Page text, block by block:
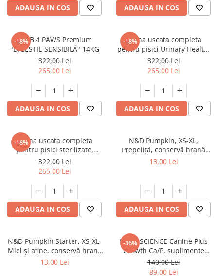
ADAUGA IN COS ADAUGA IN COS
-18%
CLUB 4 PAWS Premium
"DIGESTIE SENSIBILĂ" 14KG
322,00 Lei
265,00 Lei
ADAUGA IN COS
-18%
Hrana uscata completa
pentru pisici Urinary Health,
Premium, Club 4 Paws, 14 kg
322,00 Lei
265,00 Lei
ADAUGA IN COS
-18%
Hrana uscata completa
pentru pisici sterilizate,
Premium, Club 4 PAWS, 14 kg
322,00 Lei
265,00 Lei
ADAUGA IN COS
N&D Pumpkin, XS-XL,
Prepeliță, conservă hrană
umedă fără cereale câini, (în
13,00 Lei
ADAUGA IN COS
N&D Pumpkin Starter, XS-XL,
Miel și afine, conservă hrană
umedă fără cereale câini
13,00 Lei
-36%
VETRI SCIENCE Canine Plus
Growth Ca/P, suplimente
creștere și vitalitate câini, 45
Tablete masticabile
140,00 Lei
89,00 Lei